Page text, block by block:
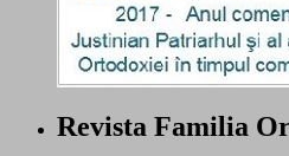
Revista Familia